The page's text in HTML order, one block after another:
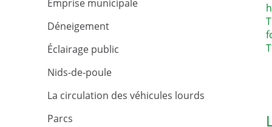
Emprise municipale
Déneigement
Éclairage public
Nids-de-poule
La circulation des véhicules lourds
Parcs